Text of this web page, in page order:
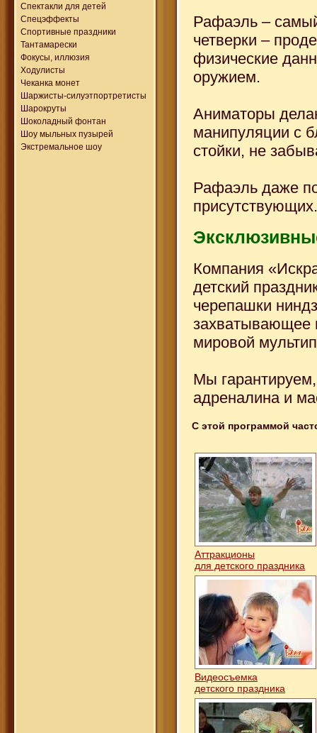
Спектакли для детей
Спецэффекты
Спортивные праздники
Тантамарески
Фокусы, иллюзия
Ходулисты
Чеканка монет
Шаржисты-силуэтпортретисты
Шарокруты
Шоколадный фонтан
Шоу мыльных пузырей
Экстремальное шоу
Рафаэль –
четверки –
физические
оружием.
Аниматоры
манипуляции с
стойки, не
Рафаэль даже
присутствующих.
Компания
детский
черепашки
захватывающее
мировой
Мы
адреналина и
С этой программой
Аттракционы
для детского праздника
Видеосъемка
детского праздника